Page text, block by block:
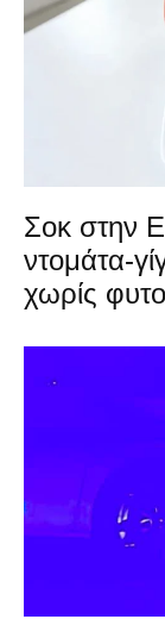
Σοκ στην
ντομάτα-
χωρίς